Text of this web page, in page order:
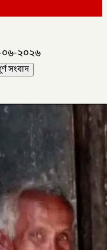
০৬-২০২৬
সংবাদ